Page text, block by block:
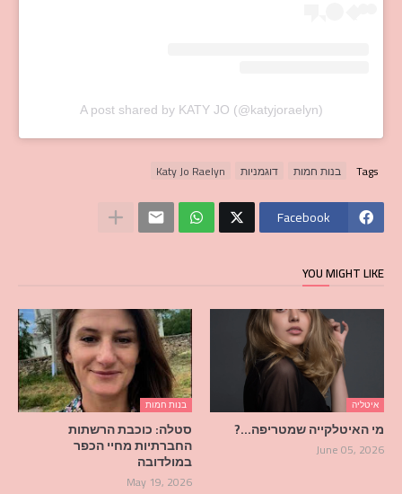
A post shared by KATY JO (@katyjoraelyn)
Tags בנות חמות דוגמניות Katy Jo Raelyn
Facebook
YOU MIGHT LIKE
איטליה
מי האיטלקייה שמטריפה…?
June 05, 2026
בנות חמות
סטלה: כוכבת הרשתות
החברתיות מחיי הכפר
במולדובה
May 19, 2026